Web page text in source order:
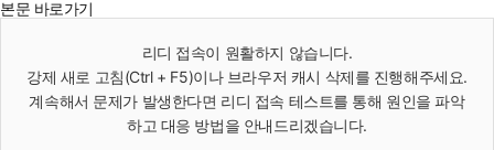
본문 바로가기
리디 접속이 원활하지 않습니다.
강제 새로 고침(Ctrl + F5)이나 브라우저 캐시 삭제를 진행해주세요.
계속해서 문제가 발생한다면 리디 접속 테스트를 통해 원인을 파악
하고 대응 방법을 안내드리겠습니다.